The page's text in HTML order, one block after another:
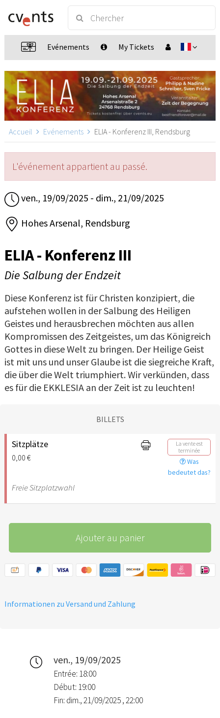
Evénements My Tickets
Accueil Evénements ELIA - Konferenz III, Rendsburg
L'événement appartient au passé.
ven., 19/09/2025 - dim., 21/09/2025
Hohes Arsenal, Rendsburg
ELIA - Konferenz III
Die Salbung der Endzeit
Diese Konferenz ist für Christen konzipiert, die
aufstehen wollen in der Salbung des Heiligen
Geistes und herausbrechen möchten aus allen
Kompromissen des Zeitgeistes, um das Königreich
Gottes in diese Welt zu bringen. Der Heilige Geist
ist mit uns und unser Glaube ist die siegreiche Kraft,
die über die Welt triumphiert. Wir verkünden, dass
es für die EKKLESIA an der Zeit ist zu leuchten!
BILLETS
Sitzplätze
0,00 €
La vente est
terminée
Was
bedeutet das?
Freie Sitzplatzwahl
Ajouter au panier
Informationen zu Versand und Zahlung
ven., 19/09/2025
Entrée: 18:00
Début: 19:00
Fin: dim., 21/09/2025 , 22:00